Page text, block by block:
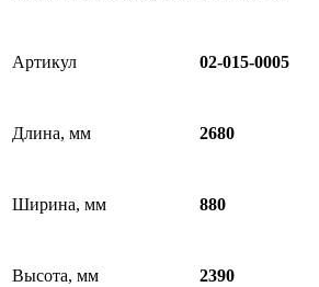
Артикул 02-015-0005
Длина, мм 2680
Ширина, мм 880
Высота, мм 2390